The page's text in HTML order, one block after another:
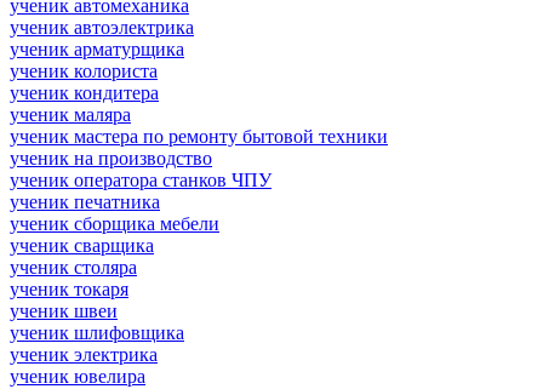
ученик автомеханика
ученик автоэлектрика
ученик арматурщика
ученик колориста
ученик кондитера
ученик маляра
ученик мастера по ремонту бытовой техники
ученик на производство
ученик оператора станков ЧПУ
ученик печатника
ученик сборщика мебели
ученик сварщика
ученик столяра
ученик токаря
ученик швеи
ученик шлифовщика
ученик электрика
ученик ювелира